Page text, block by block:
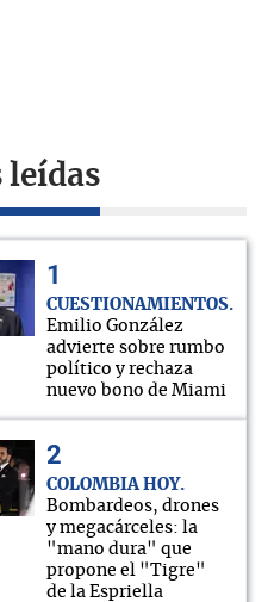
leídas
CUESTIONAMIENTOS
Emilio González
advierte sobre rumbo
político y rechaza
nuevo bono de Miami
COLOMBIA HOY
Bombardeos, drones
y megacárceles: la
"mano dura" que
propone el "Tigre"
de la Espriella